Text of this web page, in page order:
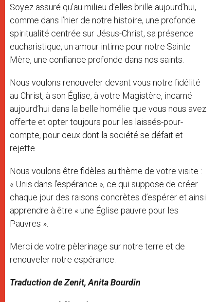
Soyez assuré qu’au milieu d’elles brille aujourd’hui,
comme dans l’hier de notre histoire, une profonde
spiritualité centrée sur Jésus-Christ, sa présence
eucharistique, un amour intime pour notre Sainte
Mère, une confiance profonde dans nos saints.
Nous voulons renouveler devant vous notre fidélité
au Christ, à son Église, à votre Magistère, incarné
aujourd’hui dans la belle homélie que vous nous avez
offerte et opter toujours pour les laissés-pour-
compte, pour ceux dont la société se défait et
rejette.
Nous voulons être fidèles au thème de votre visite :
« Unis dans l’espérance », ce qui suppose de créer
chaque jour des raisons concrètes d’espérer et ainsi
apprendre à être « une Église pauvre pour les
Pauvres ».
Merci de votre pèlerinage sur notre terre et de
renouveler notre espérance.
Traduction de Zenit, Anita Bourdin